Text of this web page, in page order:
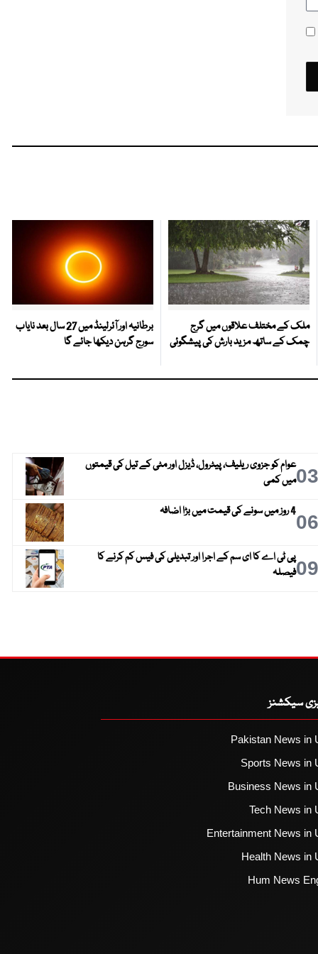
ملک کے مختلف علاقوں میں گرج
چمک کے ساتھ مزید بارش کی پیشگوئی
برطانیہ اور آئرلینڈ میں 27 سال بعد نایاب
سورج گرہن دیکھا جائے گا
03عوام کو جزوی ریلیف، پیٹرول، ڈیزل اور مٹی کے تیل کی قیمتوں
میں کمی
064 روز میں سونے کی قیمت میں بڑا اضافہ
09پی ٹی اے کا ای سم کے اجرا اور تبدیلی کی فیس کم کرنے کا
فیصلہ
سیکشنز
Pakistan News in
Sports News in
Business News in
Tech News in
Entertainment News in
Health News in
Hum News